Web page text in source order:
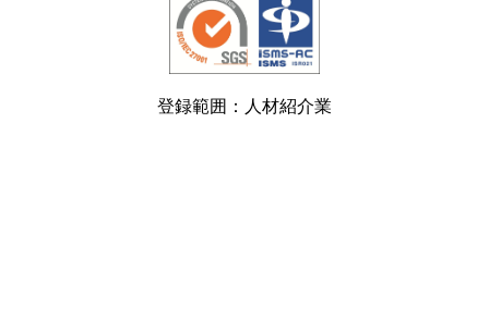
登録範囲：人材紹介業